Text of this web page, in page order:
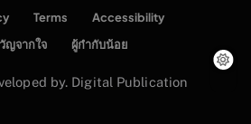
Terms
Accessibility
ญจากใจ
ผู้กำกับน้อย
by. Digital Publication